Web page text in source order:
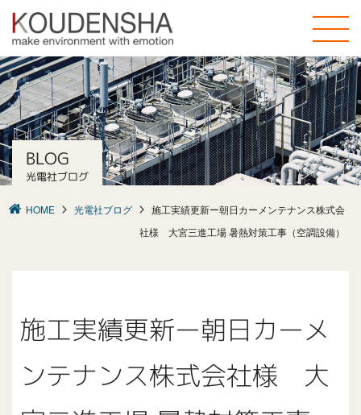
toggle
BLOG
光電社ブログ
HOME 光電社ブログ
施工実績更新ー朝日カーメンテナンス株式会
社様 大宮三進工場 暑熱対策工事（空調設備）
施工実績更新ー朝日カーメ
ンテナンス株式会社様 大